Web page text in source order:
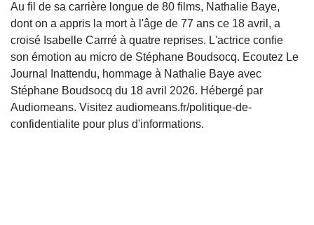
Au fil de sa carrière longue de 80 films, Nathalie Baye,
dont on a appris la mort à l'âge de 77 ans ce 18 avril, a
croisé Isabelle Carrré à quatre reprises. L'actrice confie
son émotion au micro de Stéphane Boudsocq. Ecoutez Le
Journal Inattendu, hommage à Nathalie Baye avec
Stéphane Boudsocq du 18 avril 2026. Hébergé par
Audiomeans. Visitez audiomeans.fr/politique-de-
confidentialite pour plus d'informations.